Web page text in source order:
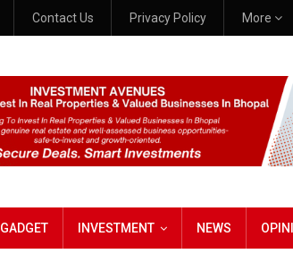
Contact Us Privacy Policy More
GADGET INVESTMENT NEWS